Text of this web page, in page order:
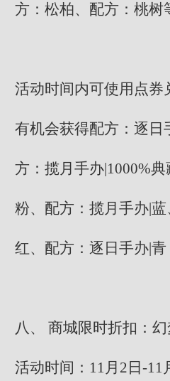
方：松柏、配方：桃树
活动时间内可使用点券
有机会获得配方：逐日
方：揽月手办|1000%
粉、配方：揽月手办|
红、配方：逐日手办|青
八、 商城限时折扣：
活动时间：11月2日-11